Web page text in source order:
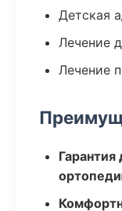
Детская
Лечение
Лечение